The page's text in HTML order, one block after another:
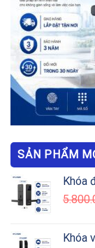
SẢN PHẨM
Khóa
Khóa